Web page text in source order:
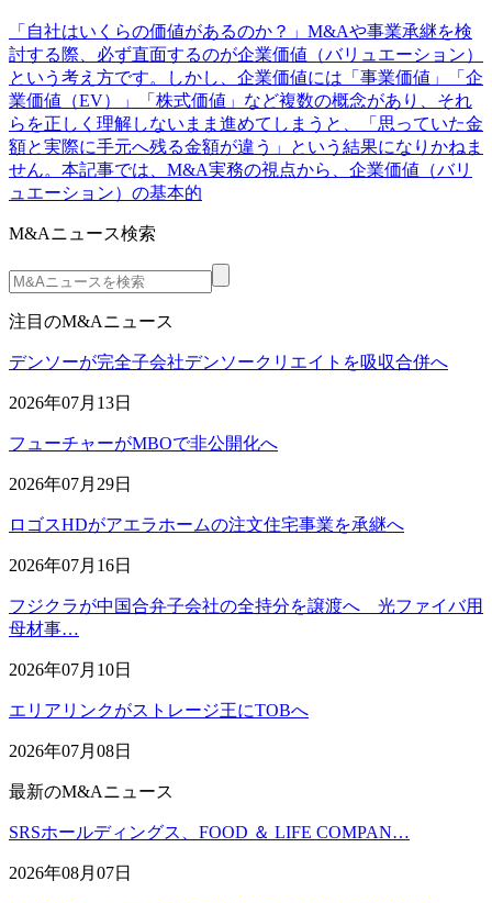
「自社はいくらの価値があるのか？」M&Aや事業承継を検
討する際、必ず直面するのが企業価値（バリュエーション）
という考え方です。しかし、企業価値には「事業価値」「企
業価値（EV）」「株式価値」など複数の概念があり、それ
らを正しく理解しないまま進めてしまうと、「思っていた金
額と実際に手元へ残る金額が違う」という結果になりかねま
せん。本記事では、M&A実務の視点から、企業価値（バリ
ュエーション）の基本的
M&Aニュース検索
注目のM&Aニュース
デンソーが完全子会社デンソークリエイトを吸収合併へ
2026年07月13日
フューチャーがMBOで非公開化へ
2026年07月29日
ロゴスHDがアエラホームの注文住宅事業を承継へ
2026年07月16日
フジクラが中国合弁子会社の全持分を譲渡へ 光ファイバ用
母材事…
2026年07月10日
エリアリンクがストレージ王にTOBへ
2026年07月08日
最新のM&Aニュース
SRSホールディングス、FOOD ＆ LIFE COMPAN…
2026年08月07日